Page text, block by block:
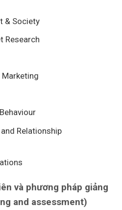
& Society
Research
Relationship
và phương pháp giảng
and assessment)